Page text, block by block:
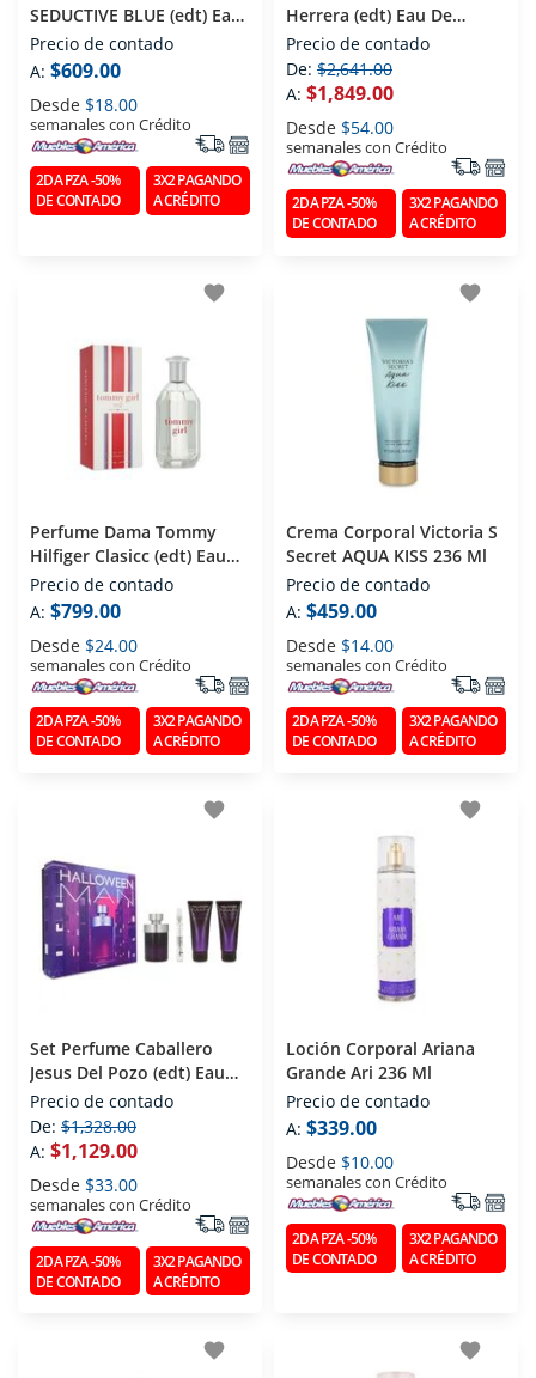
SEDUCTIVE BLUE (edt) Eau
De Toilette 100 Ml
Precio de contado
A: $609.00
Desde $18.00
semanales con Crédito
2DA PZA -50%
DE CONTADO
3X2 PAGANDO
A CRÉDITO
Herrera (edt) Eau De
Toilette 100 Ml
Precio de contado
De: $2,641.00
A: $1,849.00
Desde $54.00
semanales con Crédito
2DA PZA -50%
DE CONTADO
3X2 PAGANDO
A CRÉDITO
favorite
Perfume Dama Tommy
Hilfiger Clasicc (edt) Eau
De Toilette 100 Ml
Precio de contado
A: $799.00
Desde $24.00
semanales con Crédito
2DA PZA -50%
DE CONTADO
3X2 PAGANDO
A CRÉDITO
favorite
Crema Corporal Victoria S
Secret AQUA KISS 236 Ml
Precio de contado
A: $459.00
Desde $14.00
semanales con Crédito
2DA PZA -50%
DE CONTADO
3X2 PAGANDO
A CRÉDITO
favorite
Set Perfume Caballero
Jesus Del Pozo (edt) Eau
De Toilette 100 Ml
Precio de contado
De: $1,328.00
A: $1,129.00
Desde $33.00
semanales con Crédito
2DA PZA -50%
DE CONTADO
3X2 PAGANDO
A CRÉDITO
favorite
Loción Corporal Ariana
Grande Ari 236 Ml
Precio de contado
A: $339.00
Desde $10.00
semanales con Crédito
2DA PZA -50%
DE CONTADO
3X2 PAGANDO
A CRÉDITO
favorite favorite